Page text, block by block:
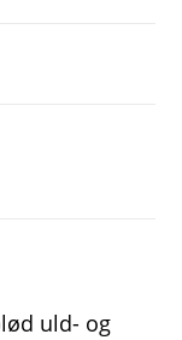
uld- og